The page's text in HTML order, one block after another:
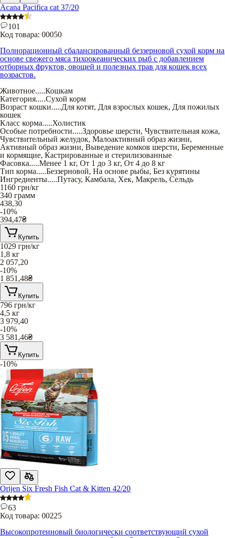
Acana Pacifica cat 37/20
101
Код товара: 00050
Полнорационный сбалансированный беззерновой сухой корм на
основе свежего мяса тихоокеанических рыб с добавлением
отборных фруктов, овощей и полезных трав для кошек всех
возрастов.
Животное.....Кошкам
Категория.....Сухой корм
Возраст кошки.....Для котят, Для взрослых кошек, Для пожилых
кошек
Класс корма.....Холистик
Особые потребности.....Здоровье шерсти, Чувствительная кожа,
Чувствительный желудок, Малоактивный образ жизни,
Активный образ жизни, Выведение комков шерсти, Беременные
и кормящие, Кастрированные и стерилизованные
Фасовка.....Менее 1 кг, От 1 до 3 кг, От 4 до 8 кг
Тип корма.....Беззерновой, На основе рыбы, Без курятины
Ингредиенты.....Путасу, Камбала, Хек, Макрель, Сельдь
1160 грн/кг
340 грамм
438,30
-10%
394,47₴
Купить
1029 грн/кг
1,8 кг
2 057,20
-10%
1 851,48₴
Купить
796 грн/кг
4,5 кг
3 979,40
-10%
3 581,46₴
Купить
-10%
Orijen Six Fresh Fish Cat & Kitten 42/20
63
Код товара: 00225
Высокопротеиновый биологически соответствующий сухой